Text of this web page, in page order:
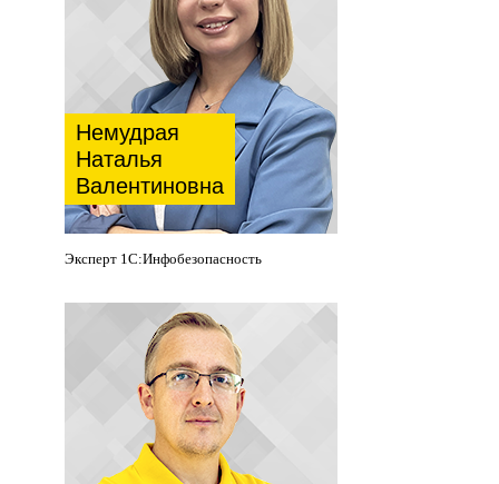
Немудрая
Наталья
Валентиновна
Эксперт 1С:Инфобезопасность